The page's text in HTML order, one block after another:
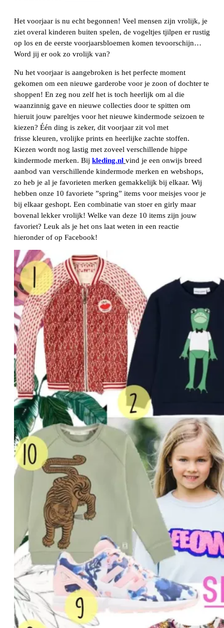
Het voorjaar is nu echt begonnen! Veel mensen zijn vrolijk, je
ziet overal kinderen buiten spelen, de vogeltjes tjilpen er rustig
op los en de eerste voorjaarsbloemen komen tevoorschijn…
Word jij er ook zo vrolijk van?
Nu het voorjaar is aangebroken is het perfecte moment
gekomen om een nieuwe garderobe voor je zoon of dochter te
shoppen! En zeg nou zelf het is toch heerlijk om al die
waanzinnig gave en nieuwe collecties door te spitten om
hieruit jouw pareltjes voor het nieuwe kindermode seizoen te
kiezen? Één ding is zeker, dit voorjaar zit vol met
frisse kleuren, vrolijke prints en heerlijke zachte stoffen.
Kiezen wordt nog lastig met zoveel verschillende hippe
kindermode merken. Bij kleding.nl vind je een onwijs breed
aanbod van verschillende kindermode merken en webshops,
zo heb je al je favorieten merken gemakkelijk bij elkaar. Wij
hebben onze 10 favoriete ”spring” items voor meisjes voor je
bij elkaar geshopt. Een combinatie van stoer en girly maar
bovenal lekker vrolijk! Welke van deze 10 items zijn jouw
favoriet? Leuk als je het ons laat weten in een reactie
hieronder of op Facebook!